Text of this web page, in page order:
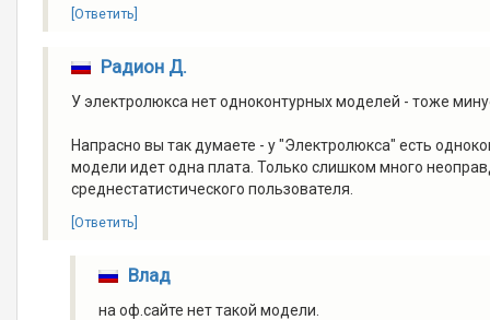
[Ответить]
Радион Д.
У электролюкса нет одноконтурных моделей - тоже
Напрасно вы так думаете - у "Электролюкса" есть
модели идет одна плата. Только слишком много
среднестатистического пользователя.
[Ответить]
Влад
на оф.сайте нет такой модели.